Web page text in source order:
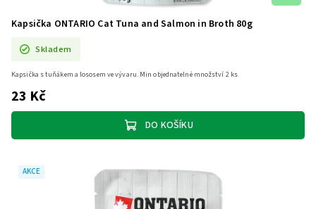
Kapsička ONTARIO Cat Tuna and Salmon in Broth 80g
Skladem
23 Kč
DO KOŠÍKU
Kapsička s tuňákem a lososem ve vývaru. Min objednatelné množství 2 ks
AKCE